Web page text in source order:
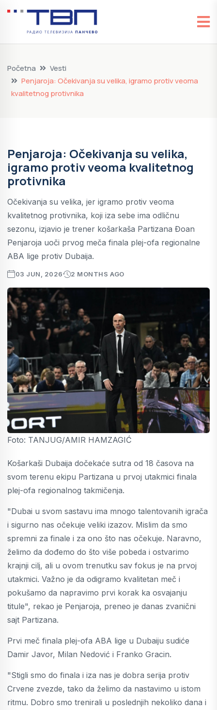
Početna
Vesti
Penjaroja: Očekivanja su velika, igramo protiv veoma
kvalitetnog protivnika
Penjaroja: Očekivanja su velika,
igramo protiv veoma kvalitetnog
protivnika
Očekivanja su velika, jer igramo protiv veoma
kvalitetnog protivnika, koji iza sebe ima odličnu
sezonu, izjavio je trener košarkaša Partizana Đoan
Penjaroja uoči prvog meča finala plej-ofa regionalne
ABA lige protiv Dubaija.
03 JUN, 2026 2 MONTHS AGO
Foto: TANJUG/AMIR HAMZAGIĆ
Košarkaši Dubaija dočekaće sutra od 18 časova na
svom terenu ekipu Partizana u prvoj utakmici finala
plej-ofa regionalnog takmičenja.
"Dubai u svom sastavu ima mnogo talentovanih igrača
i sigurno nas očekuje veliki izazov. Mislim da smo
spremni za finale i za ono što nas očekuje. Naravno,
želimo da dođemo do što više pobeda i ostvarimo
krajnji cilj, ali u ovom trenutku sav fokus je na prvoj
utakmici. Važno je da odigramo kvalitetan meč i
pokušamo da napravimo prvi korak ka osvajanju
titule", rekao je Penjaroja, preneo je danas zvanični
sajt Partizana.
Prvi meč finala plej-ofa ABA lige u Dubaiju sudiće
Damir Javor, Milan Nedović i Franko Gracin.
"Stigli smo do finala i iza nas je dobra serija protiv
Crvene zvezde, tako da želimo da nastavimo u istom
ritmu. Dobro smo trenirali u poslednjih nekoliko dana i